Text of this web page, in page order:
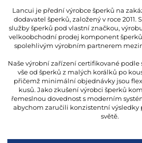
Lancui je přední výrobce šperků na
dodavatel šperků, založený v roce 2011.
služby šperků pod vlastní značkou,
velkoobchodní prodej komponent šperků
spolehlivým výrobním partnerem
Naše výrobní zařízení certifikované podle
vše od šperků z malých korálků po
přičemž minimální objednávky jsou
kusů. Jako zkušení výrobci šperků
řemeslnou dovednost s moderním
abychom zaručili konzistentní výsledky
světě.